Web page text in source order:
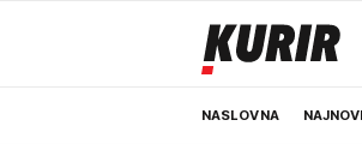
NASLOVNA